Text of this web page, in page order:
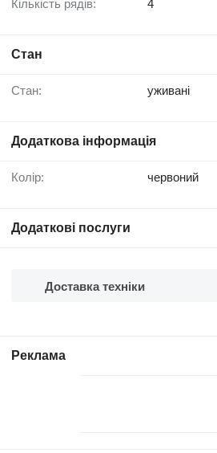
Кількість рядів: 4
Стан
Стан: уживані
Додаткова інформація
Колір: червоний
Додаткові послуги
Доставка техніки
Реклама